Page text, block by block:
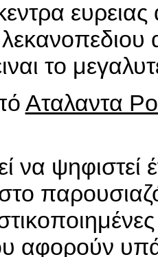
το
Αταλαντα
να ψηφιστεί
αφορούν